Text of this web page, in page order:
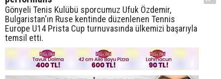
Gönyeli Tenis Kulübü sporcumuz Ufuk Özdemir,
Bulgaristan'ın Ruse kentinde düzenlenen Tennis
Europe U14 Prista Cup turnuvasında ülkemizi başarıyla
temsil etti.